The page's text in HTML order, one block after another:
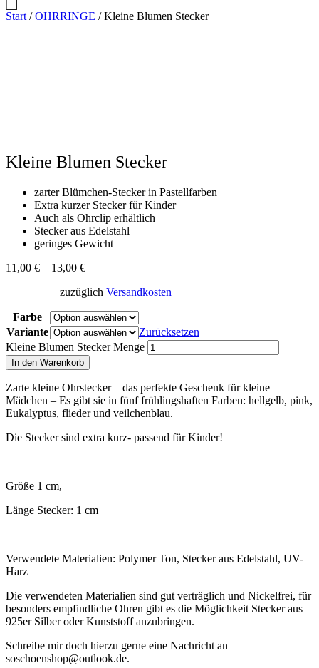
Start /OHRRINGE / Kleine Blumen Stecker
Kleine Blumen Stecker
zarter Blümchen-Stecker in Pastellfarben
Extra kurzer Stecker für Kinder
Auch als Ohrclip erhältlich
Stecker aus Edelstahl
geringes Gewicht
11,00 € – 13,00 €
zuzüglich Versandkosten
Farbe
Variante
Zurücksetzen
Kleine Blumen Stecker Menge
In den Warenkorb
Zarte kleine Ohrstecker – das perfekte Geschenk für kleine
Mädchen – Es gibt sie in fünf frühlingshaften Farben: hellgelb, pink,
Eukalyptus, flieder und veilchenblau.
Die Stecker sind extra kurz- passend für Kinder!
Größe 1 cm,
Länge Stecker: 1 cm
Verwendete Materialien: Polymer Ton, Stecker aus Edelstahl, UV-
Harz
Die verwendeten Materialien sind gut verträglich und Nickelfrei, für
besonders empfindliche Ohren gibt es die Möglichkeit Stecker aus
925er Silber oder Kunststoff anzubringen.
Schreibe mir doch hierzu gerne eine Nachricht an
soschoenshop@outlook.de.